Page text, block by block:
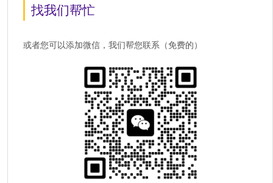
找我们帮忙
或者您可以添加微信，我们帮您联系（免费的）